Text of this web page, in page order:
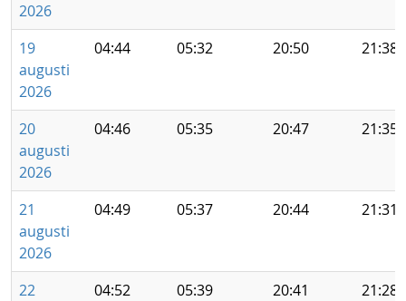
2026
19
augusti
2026
04:44 05:32 20:50 21:38
20
augusti
2026
04:46 05:35 20:47 21:35
21
augusti
2026
04:49 05:37 20:44 21:31
22
04:52 05:39 20:41 21:28